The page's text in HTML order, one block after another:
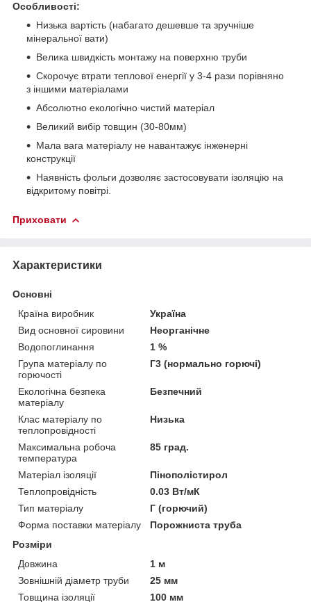
Особливості:
Низька вартість (набагато дешевше та зручніше
мінеральної вати)
Велика швидкість монтажу на поверхню труби
Скорочує втрати теплової енергії у 3-4 рази порівняно
з іншими матеріалами
Абсолютно екологічно чистий матеріал
Великий вибір товщин (30-80мм)
Мала вага матеріалу не навантажує інженерні
конструкції
Наявність фольги дозволяє застосовувати ізоляцію на
відкритому повітрі.
Приховати
Характеристики
Основні
Країна виробник
Україна
Вид основної сировини
Неорганічне
Водопоглинання
1 %
Група матеріалу по
горючості
Г3 (нормально горючі)
Екологічна безпека
матеріалу
Безпечний
Клас матеріалу по
теплопровідності
Низька
Максимальна робоча
температура
85 град.
Матеріал ізоляції
Пінополістирол
Теплопровідність
0.03 Вт/мК
Тип матеріалу
Г (горючий)
Форма поставки матеріалу
Порожниста труба
Розміри
Довжина
1 м
Зовнішній діаметр труби
25 мм
Товщина ізоляції
100 мм